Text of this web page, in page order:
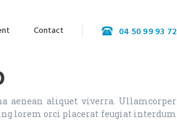
Contact 04 50 99 93 72
aenean aliquet viverra. Ullamcorper
lorem orci placerat feugiat interdum